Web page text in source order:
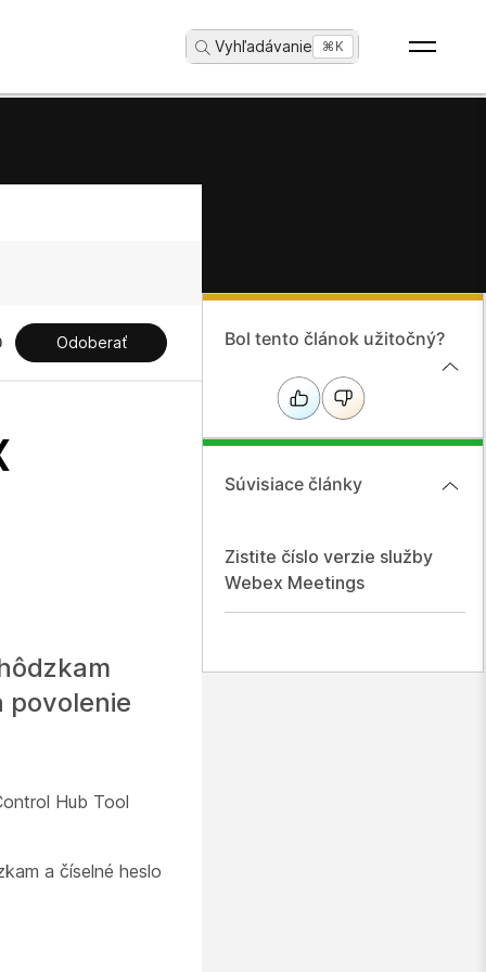
Vyhľadávanie ...⌘K
Odoberať
povolenie
Hub Tool
a číselné heslo
Bol tento článok užitočný?
Súvisiace články
Zistite číslo verzie služby
Webex Meetings